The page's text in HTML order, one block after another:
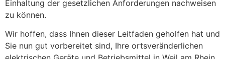
Einhaltung der gesetzlichen Anforderungen nachweisen
zu können.
Wir hoffen, dass Ihnen dieser Leitfaden geholfen hat und
Sie nun gut vorbereitet sind, Ihre ortsveränderlichen